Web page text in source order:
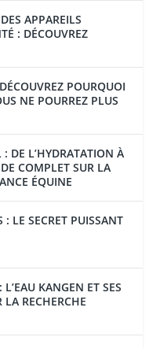
APPAREILS
: DÉCOUVREZ
POURQUOI
NE POURREZ PLUS
: DE L’HYDRATATION À
COMPLET SUR LA
ÉQUINE
: LE SECRET PUISSANT
KANGEN ET SES
LA RECHERCHE